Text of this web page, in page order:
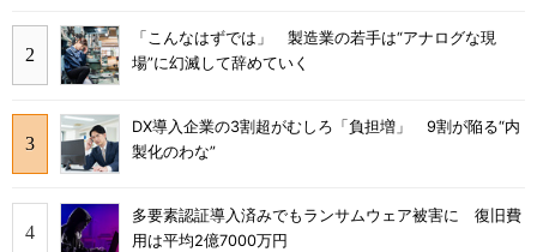
「こんなはずでは」 製造業の若手は“アナログな現
場”に幻滅して辞めていく
DX導入企業の3割超がむしろ「負担増」 9割が陥る“内
製化のわな”
多要素認証導入済みでもランサムウェア被害に 復旧費
用は平均2億7000万円